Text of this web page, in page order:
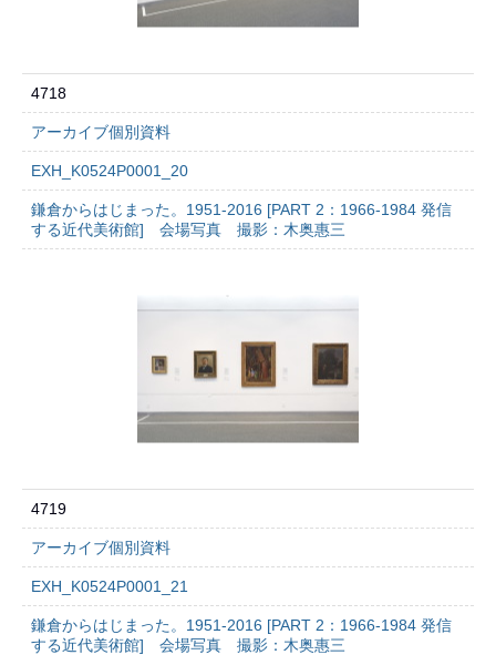
4718
アーカイブ個別資料
EXH_K0524P0001_20
鎌倉からはじまった。1951-2016 [PART 2：1966-1984 発信
する近代美術館] 会場写真 撮影：木奥惠三
4719
アーカイブ個別資料
EXH_K0524P0001_21
鎌倉からはじまった。1951-2016 [PART 2：1966-1984 発信
する近代美術館] 会場写真 撮影：木奥惠三